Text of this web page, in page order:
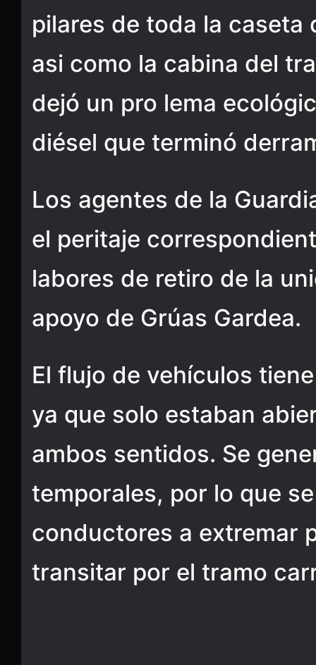
pilares de toda la caseta
asi como la cabina del
dejó un pro lema
diésel que terminó
Los agentes de la
el peritaje
labores de retiro de la
apoyo de Grúas Gardea.
El flujo de vehículos
ya que solo estaban
ambos sentidos. Se
temporales, por lo que
conductores a extremar
transitar por el tramo